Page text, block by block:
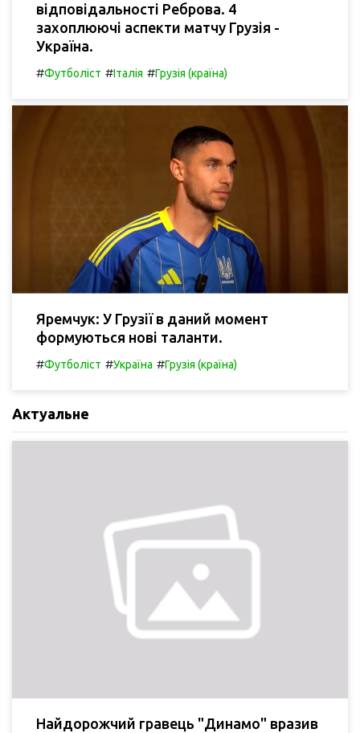
відповідальності Реброва. 4
захоплюючі аспекти матчу Грузія -
Україна.
#Футболіст #Італія #Грузія (країна)
Яремчук: У Грузії в даний момент
формуються нові таланти.
#Футболіст #Україна #Грузія (країна)
Актуальне
Найдорожчий гравець "Динамо" вразив